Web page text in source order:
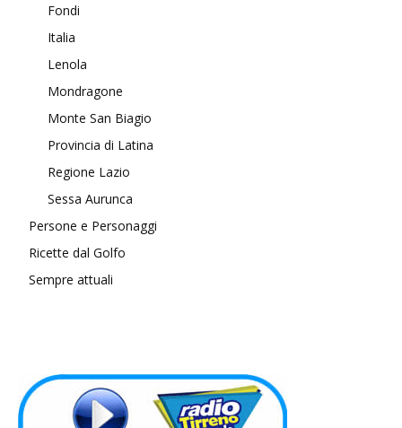
Fondi
Italia
Lenola
Mondragone
Monte San Biagio
Provincia di Latina
Regione Lazio
Sessa Aurunca
Persone e Personaggi
Ricette dal Golfo
Sempre attuali